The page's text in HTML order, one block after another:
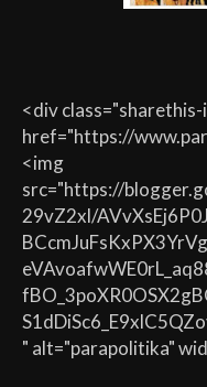
<div
href="https://
<img
src="https://
29vZ2xl/
" alt="parapolitika"